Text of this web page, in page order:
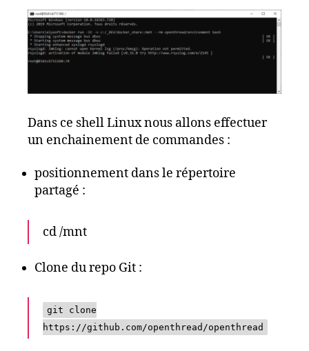
Dans ce shell Linux nous allons effectuer
un enchainement de commandes :
positionnement dans le répertoire
partagé :
cd /mnt
Clone du repo Git :
git clone
https://github.com/openthread/openthread